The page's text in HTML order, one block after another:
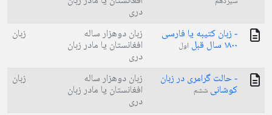
دری
- زبان کتیبه یا فارسی
۱۸۰۰ سال قبل اول
زبان دوهزار ساله
افغانستان یا مادر زبان
دری
زبان
- حالت گرامری در زبان
کوشانی ششم
زبان دوهزار ساله
افغانستان یا مادر زبان
دری
زبان